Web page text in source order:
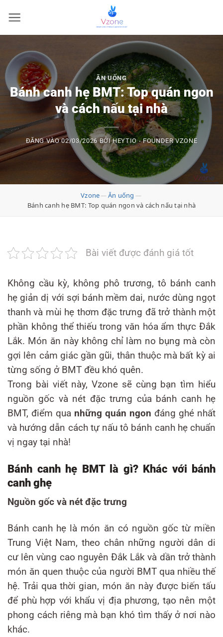
qua
nội
ĂN UỐNG
Bánh canh hẹ BMT: Top quán ngon
và cách nấu tại nhà
ĐĂNG VÀO02/03/2026 BỞIHEYTIO - FOUNDER VZONE
Vzone—Ăn uống —
Bánh canh hẹ BMT: Top quán ngon và cách nấu tại nhà
Bài viết được đánh giá tốt
Không cầu kỳ, không phô trương, tô bánh canh
hẹ giản dị với sợi bánh mềm dai, nước dùng ngọt
thanh và mùi hẹ thơm đặc trưng đã trở thành một
phần không thể thiếu trong văn hóa ẩm thực Đắk
Lắk. Món ăn này không chỉ làm no bụng mà còn
gợi lên cảm giác gần gũi, thân thuộc mà bất kỳ ai
từng sống ở BMT đều khó quên.
Trong bài viết này, Vzone sẽ cùng bạn tìm hiểu
nguồn gốc và nét đặc trưng của bánh canh hẹ
BMT, điểm qua những quán ngon đáng ghé nhất
và hướng dẫn cách tự nấu tô bánh canh hẹ chuẩn
vị ngay tại nhà!
Bánh canh hẹ BMT là gì? Khác với bánh
canh ghẹ
Nguồn gốc và nét đặc trưng
Bánh canh hẹ là món ăn có nguồn gốc từ miền
Trung Việt Nam, theo chân những người dân di
cư lên vùng cao nguyên Đắk Lắk và dần trở thành
món ăn quen thuộc của người BMT qua nhiều thế
hệ. Trải qua thời gian, món ăn này được biến tấu
để phù hợp với khẩu vị địa phương, tạo nên một
phong cách riêng mà bạn khó tìm thấy ở nơi nào
khác.